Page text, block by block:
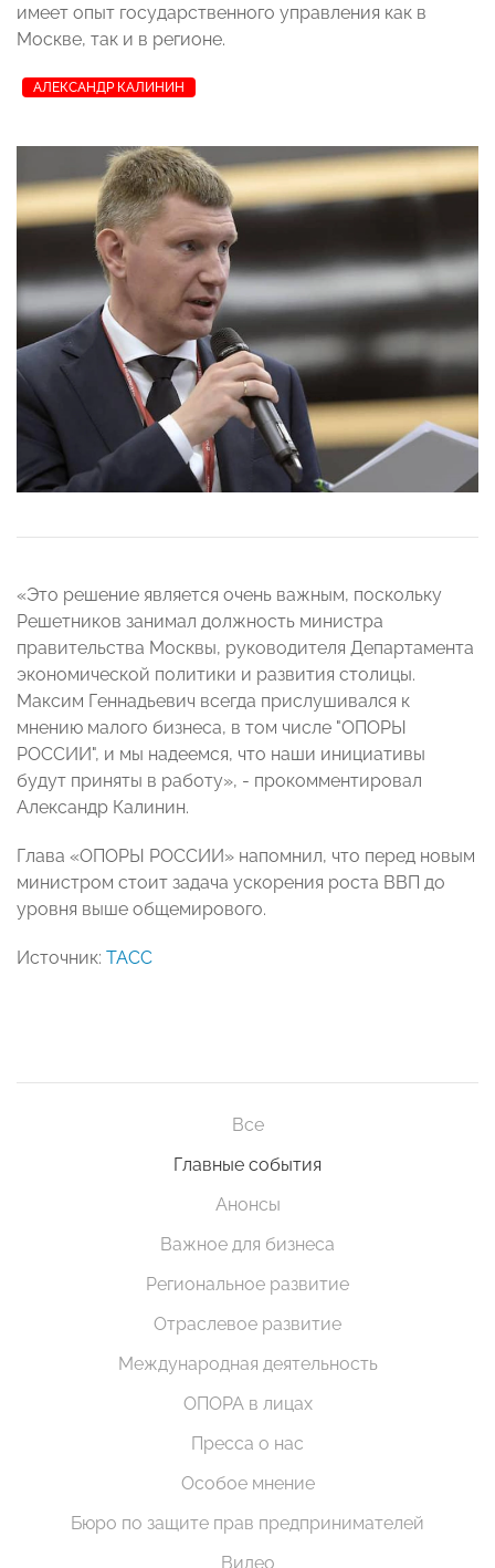
имеет опыт государственного управления как в
Москве, так и в регионе.
АЛЕКСАНДР КАЛИНИН
«Это решение является очень важным, поскольку
Решетников занимал должность министра
правительства Москвы, руководителя Департамента
экономической политики и развития столицы.
Максим Геннадьевич всегда прислушивался к
мнению малого бизнеса, в том числе "ОПОРЫ
РОССИИ", и мы надеемся, что наши инициативы
будут приняты в работу», - прокомментировал
Александр Калинин.
Глава «ОПОРЫ РОССИИ» напомнил, что перед новым
министром стоит задача ускорения роста ВВП до
уровня выше общемирового.
Источник: ТАСС
Все
Главные события
Анонсы
Важное для бизнеса
Региональное развитие
Отраслевое развитие
Международная деятельность
ОПОРА в лицах
Пресса о нас
Особое мнение
Бюро по защите прав предпринимателей
Видео